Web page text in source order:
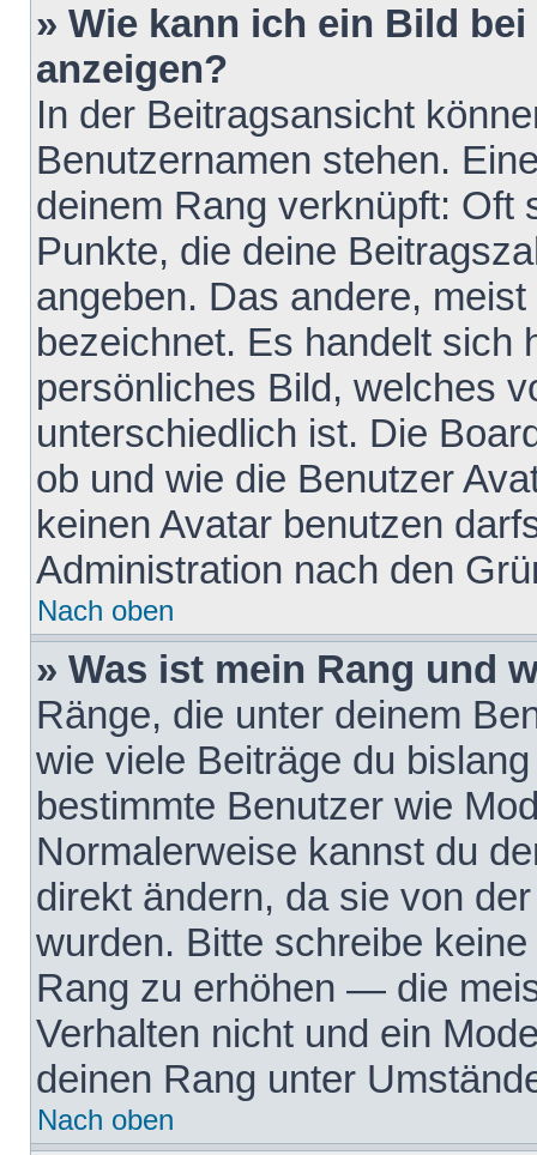
» Wie kann ich ein Bild
anzeigen?
In der Beitragsansicht
Benutzernamen stehen.
deinem Rang verknüpft: Oft
Punkte, die deine
angeben. Das andere,
bezeichnet. Es handelt sich
persönliches Bild, welches
unterschiedlich ist. Die
ob und wie die Benutzer
keinen Avatar benutzen
Administration nach den
Nach oben
» Was ist mein Rang und
Ränge, die unter deinem
wie viele Beiträge du
bestimmte Benutzer wie
Normalerweise kannst du
direkt ändern, da sie von
wurden. Bitte schreibe
Rang zu erhöhen — die
Verhalten nicht und ein
deinen Rang unter
Nach oben